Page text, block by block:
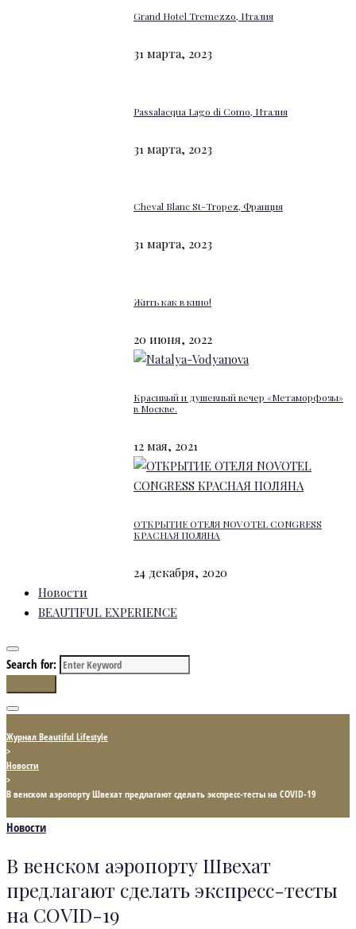
Grand Hotel Tremezzo, Италия
31 марта, 2023
Passalacqua Lago di Como, Италия
31 марта, 2023
Cheval Blanc St-Tropez, Франция
31 марта, 2023
Жить как в кино!
20 июня, 2022
Красивый и душевный вечер «Метаморфозы»
в Москве.
12 мая, 2021
ОТКРЫТИЕ ОТЕЛЯ NOVOTEL CONGRESS
КРАСНАЯ ПОЛЯНА
24 декабря, 2020
Новости
BEAUTIFUL EXPERIENCE
Search for:
Журнал Beautiful Lifestyle
>
Новости
>
В венском аэропорту Швехат предлагают сделать экспресс-тесты на COVID-19
Новости
В венском аэропорту Швехат
предлагают сделать экспресс-тесты
на COVID-19